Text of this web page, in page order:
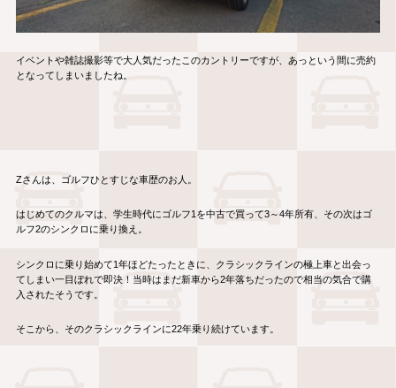
イベントや雑誌撮影等で大人気だったこのカントリーですが、あっという間に売約
となってしまいましたね。
Zさんは、ゴルフひとすじな車歴のお人。
はじめてのクルマは、学生時代にゴルフ1を中古で買って3～4年所有、その次はゴ
ルフ2のシンクロに乗り換え。
シンクロに乗り始めて1年ほどたったときに、クラシックラインの極上車と出会っ
てしまい一目ぼれで即決！当時はまだ新車から2年落ちだったので相当の気合で購
入されたそうです。
そこから、そのクラシックラインに22年乗り続けています。